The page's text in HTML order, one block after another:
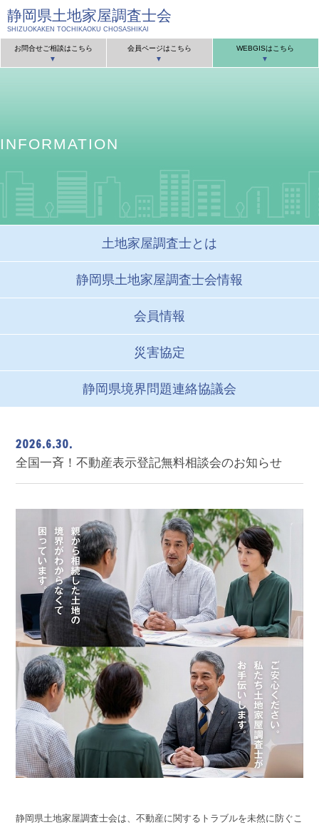
静岡県土地家屋調査士会
SHIZUOKAKEN TOCHIKAOKU CHOSASHIKAI
お問合せご相談はこちら 会員ページはこちら WEBGISはこちら
INFORMATION
土地家屋調査士とは
静岡県土地家屋調査士会情報
会員情報
災害協定
静岡県境界問題連絡協議会
2026.6.30.
全国一斉！不動産表示登記無料相談会のお知らせ
静岡県土地家屋調査士会は、不動産に関するトラブルを未然に防ぐこ